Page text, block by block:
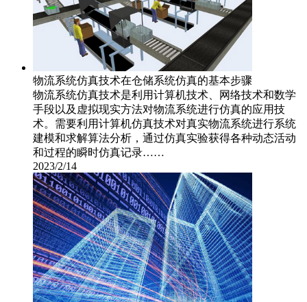
物流系统仿真技术在仓储系统仿真的基本步骤
物流系统仿真技术是利用计算机技术、网络技术和数学
手段以及虚拟现实方法对物流系统进行仿真的应用技
术。需要利用计算机仿真技术对真实物流系统进行系统
建模和求解算法分析，通过仿真实验获得各种动态活动
和过程的瞬时仿真记录……
2023/2/14